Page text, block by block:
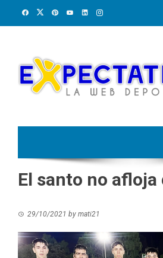
El santo no
29/10/2021 by mati21